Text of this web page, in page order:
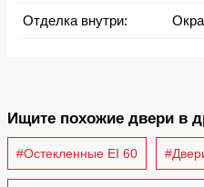
Отделка внутри:
Ищите похожие двери в
#Остекленные EI 60